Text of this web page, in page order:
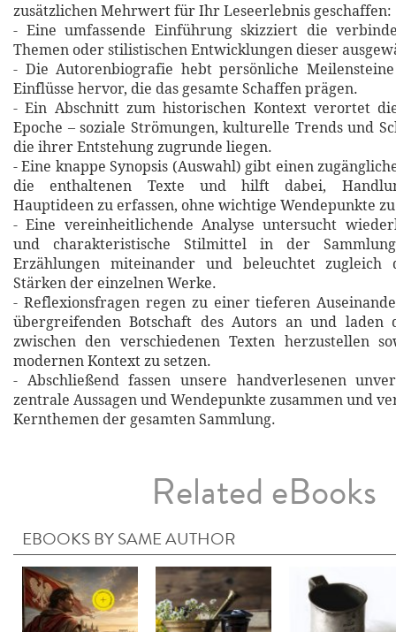
zusätzlichen Mehrwert für Ihr Leseerlebnis geschaffen:
- Eine umfassende Einführung skizziert die
Themen oder stilistischen Entwicklungen dieser
- Die Autorenbiografie hebt persönliche
Einflüsse hervor, die das gesamte Schaffen prägen.
- Ein Abschnitt zum historischen Kontext verortet
Epoche – soziale Strömungen, kulturelle Trends und
die ihrer Entstehung zugrunde liegen.
- Eine knappe Synopsis (Auswahl) gibt einen
die enthaltenen Texte und hilft dabei,
Hauptideen zu erfassen, ohne wichtige Wendepunkte
- Eine vereinheitlichende Analyse untersucht
und charakteristische Stilmittel in der
Erzählungen miteinander und beleuchtet zugleich
Stärken der einzelnen Werke.
- Reflexionsfragen regen zu einer tieferen
übergreifenden Botschaft des Autors an und laden
zwischen den verschiedenen Texten herzustellen
modernen Kontext zu setzen.
- Abschließend fassen unsere handverlesenen
zentrale Aussagen und Wendepunkte zusammen und
Kernthemen der gesamten Sammlung.
Related eBooks
EBOOKS BY SAME AUTHOR